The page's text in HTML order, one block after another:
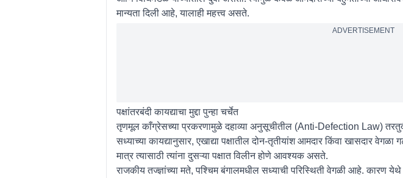
मान्यता दिली आहे, यालाही महत्त्व असते.
ADVERTISEMENT
पक्षांतरबंदी कायद्याचा मुद्दा पुन्हा चर्चेत
तृणमूल काँग्रेसच्या प्रकरणामुळे दहाव्या अनुसूचीतील (Anti-Defection Law)
सध्याच्या कायद्यानुसार, एखाद्या पक्षातील दोन-तृतीयांश आमदार किंवा खासदार
मात्र त्यासाठी त्यांना दुसऱ्या पक्षात विलीन होणे आवश्यक असते.
राजकीय तज्ज्ञांच्या मते, पश्चिम बंगालमधील सध्याची परिस्थिती वेगळी आहे. कारण